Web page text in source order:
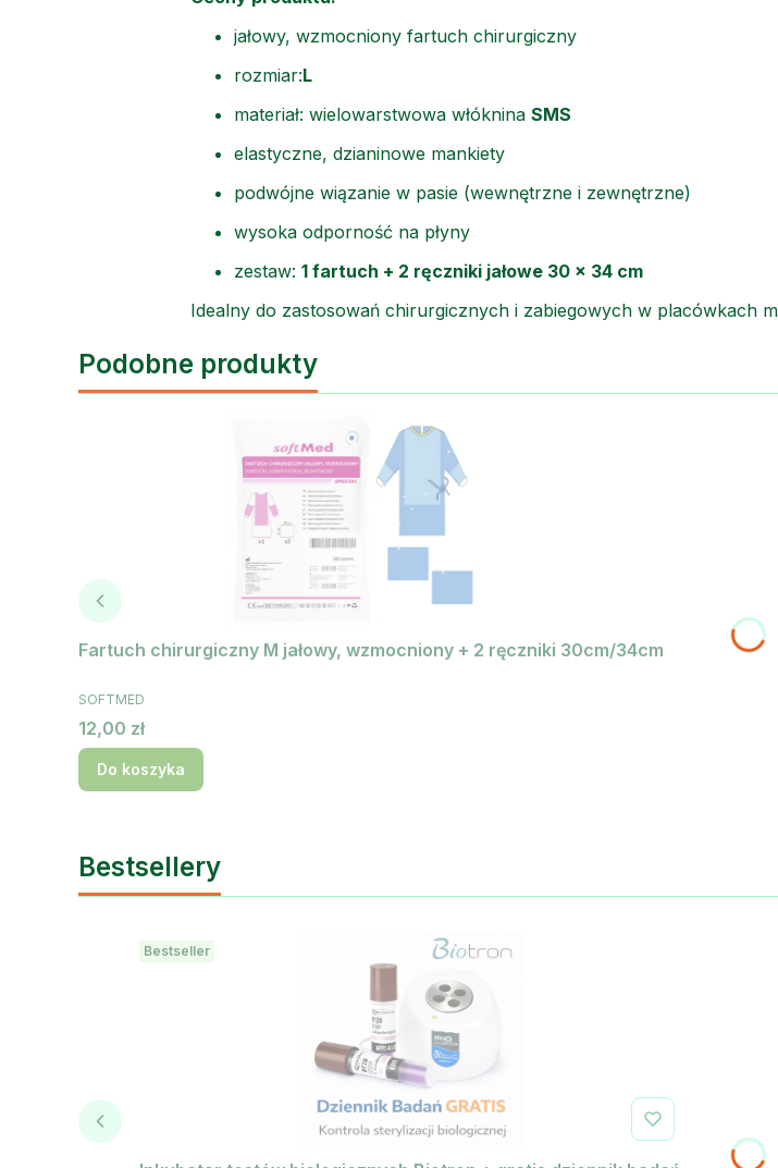
jałowy, wzmocniony fartuch chirurgiczny
rozmiar:L
materiał: wielowarstwowa włóknina SMS
elastyczne, dzianinowe mankiety
podwójne wiązanie w pasie (wewnętrzne i zewnętrzne)
wysoka odporność na płyny
zestaw: 1 fartuch + 2 ręczniki jałowe 30 × 34 cm
Idealny do zastosowań chirurgicznych i zabiegowych w placówkach
Podobne produkty
Fartuch chirurgiczny M jałowy, wzmocniony + 2 ręczniki 30cm/34cm
PRODUCENT
SOFTMED
Cena
12,00 zł
Do koszyka
Bestsellery
Bestseller